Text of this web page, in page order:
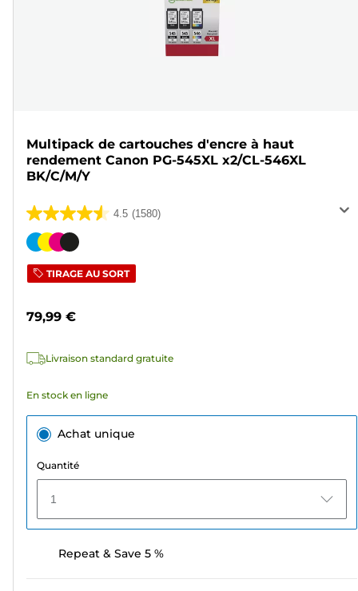
Multipack de cartouches d'encre à haut
rendement Canon PG-545XL x2/CL-546XL
BK/C/M/Y
4.5 (1580)
4.5
sur
étoiles.
avis
Cartouche
couleur
TIRAGE AU SORT
79,99 €
Livraison standard gratuite
En stock en ligne
Achat unique
Quantité
1
Repeat & Save 5 %